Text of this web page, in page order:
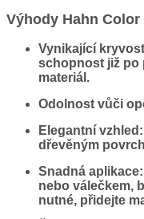
Výhody Hahn Color
Vynikající kryvost
schopnost již po
materiál.
Odolnost vůči
Elegantní vzhled
dřevěným
Snadná aplikace
nebo válečkem,
nutné, přidejte